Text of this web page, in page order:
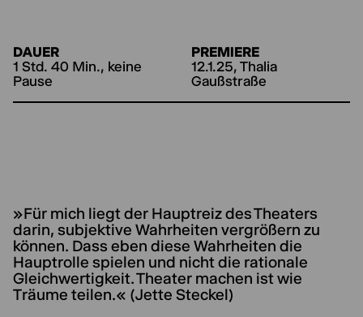
DAUER
1 Std. 40 Min., keine
Pause
PREMIERE
12.1.25, Thalia
Gaußstraße
»Für mich liegt der Hauptreiz des Theaters
darin, subjektive Wahrheiten vergrößern zu
können. Dass eben diese Wahrheiten die
Hauptrolle spielen und nicht die rationale
Gleichwertigkeit. Theater machen ist wie
Träume teilen.« (Jette Steckel)